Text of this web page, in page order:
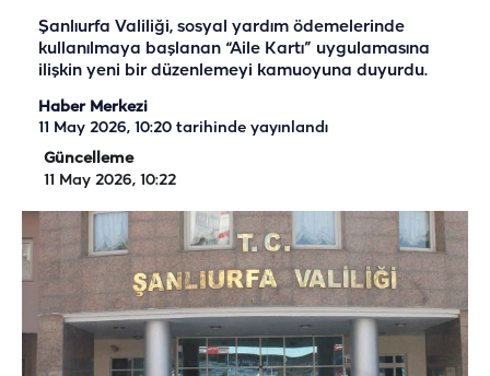
Şanlıurfa Valiliği, sosyal yardım ödemelerinde
kullanılmaya başlanan “Aile Kartı” uygulamasına
ilişkin yeni bir düzenlemeyi kamuoyuna duyurdu.
Haber Merkezi
11 May 2026, 10:20 tarihinde yayınlandı
Güncelleme
11 May 2026, 10:22